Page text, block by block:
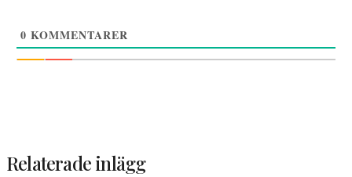
0 KOMMENTARER
Relaterade inlägg